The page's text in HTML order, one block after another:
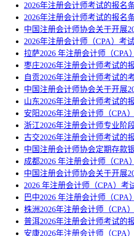
2026年注册会计师考试的报名
2026年注册会计师考试的报名
中国注册会计师协会关于开展
2026年注册会计师（CPA）考
拉萨2026 年注册会计师（CPA
枣庄2026年注册会计师考试的
自贡2026年注册会计师考试的
中国注册会计师协会关于开展
山东2026年注册会计师考试的
安阳2026年注册会计师（CPA
浙江2026年注册会计师专业阶
古交2026年注册会计师考试的
中国注册会计师协会定期存款
成都2026 年注册会计师（CPA
中国注册会计师协会关于开展
2026 年注册会计师（CPA）考
巴中2026 年注册会计师（CPA
株洲2026年注册会计师（CPA
普洱2026年注册会计师考试的
安康2026年注册会计师（CPA